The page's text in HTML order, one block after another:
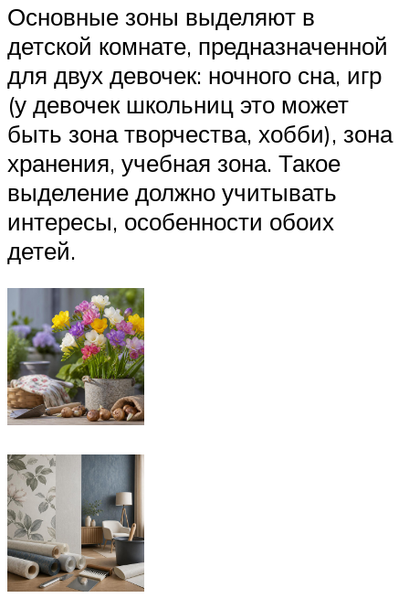
Основные зоны выделяют в
детской комнате, предназначенной
для двух девочек: ночного сна, игр
(у девочек школьниц это может
быть зона творчества, хобби), зона
хранения, учебная зона. Такое
выделение должно учитывать
интересы, особенности обоих
детей.